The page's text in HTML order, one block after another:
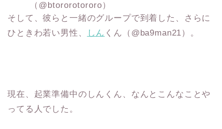
（‪@btororotororo）
そして、彼らと一緒のグループで到着した、さらに
ひときわ若い男性、
しん くん（‪@ba9man21‬）。
現在、起業準備中のしんくん、なんとこんなことや
ってる人でした。